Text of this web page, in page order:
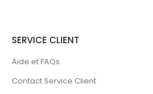
SERVICE CLIENT
Aide et FAQs
Contact Service Client